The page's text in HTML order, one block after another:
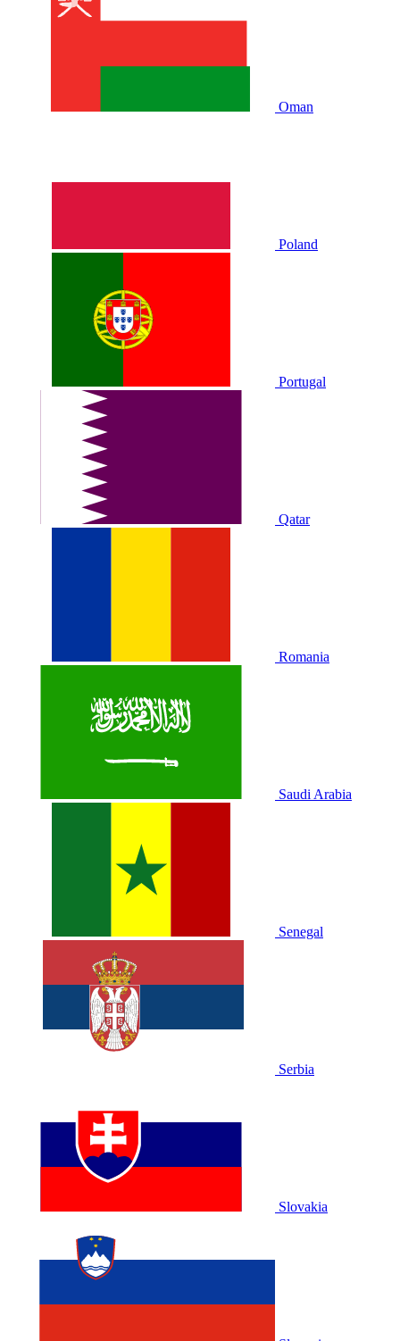
Oman
Poland
Portugal
Qatar
Romania
Saudi Arabia
Senegal
Serbia
Slovakia